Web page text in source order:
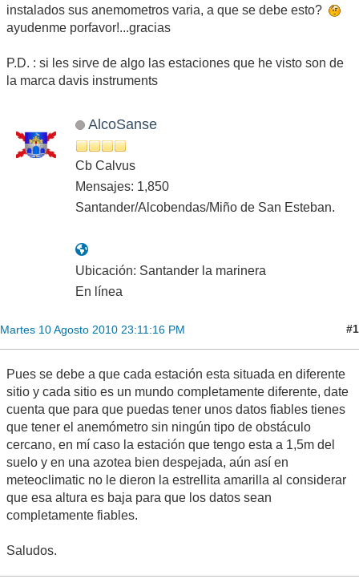
instalados sus anemometros varia, a que se debe esto?
ayudenme porfavor!...gracias
P.D. : si les sirve de algo las estaciones que he visto son de
la marca davis instruments
AlcoSanse
Cb Calvus
Mensajes: 1,850
Santander/Alcobendas/Miño de San Esteban.
Ubicación: Santander la marinera
En línea
Martes 10 Agosto 2010 23:11:16 PM #1
Pues se debe a que cada estación esta situada en diferente
sitio y cada sitio es un mundo completamente diferente, date
cuenta que para que puedas tener unos datos fiables tienes
que tener el anemómetro sin ningún tipo de obstáculo
cercano, en mí caso la estación que tengo esta a 1,5m del
suelo y en una azotea bien despejada, aún así en
meteoclimatic no le dieron la estrellita amarilla al considerar
que esa altura es baja para que los datos sean
completamente fiables.
Saludos.